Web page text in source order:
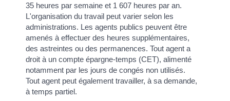
35 heures par semaine et 1 607 heures par an.
L'organisation du travail peut varier selon les
administrations. Les agents publics peuvent être
amenés à effectuer des heures supplémentaires,
des astreintes ou des permanences. Tout agent a
droit à un compte épargne-temps (CET), alimenté
notamment par les jours de congés non utilisés.
Tout agent peut également travailler, à sa demande,
à temps partiel.